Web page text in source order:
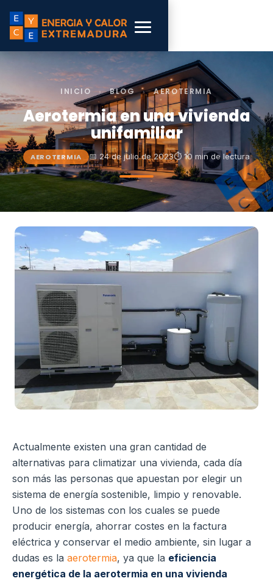
INICIO › BLOG › AEROTERMIA
Aerotermia en una vivienda
unifamiliar
AEROTERMIA 📅 24 de julio de 2023⏱ 10 min de lectura
Actualmente existen una gran cantidad de
alternativas para climatizar una vivienda, cada día
son más las personas que apuestan por elegir un
sistema de energía sostenible, limpio y renovable.
Uno de los sistemas con los cuales se puede
producir energía, ahorrar costes en la factura
eléctrica y conservar el medio ambiente, sin lugar a
dudas es la aerotermia, ya que la eficiencia
energética de la aerotermia en una vivienda